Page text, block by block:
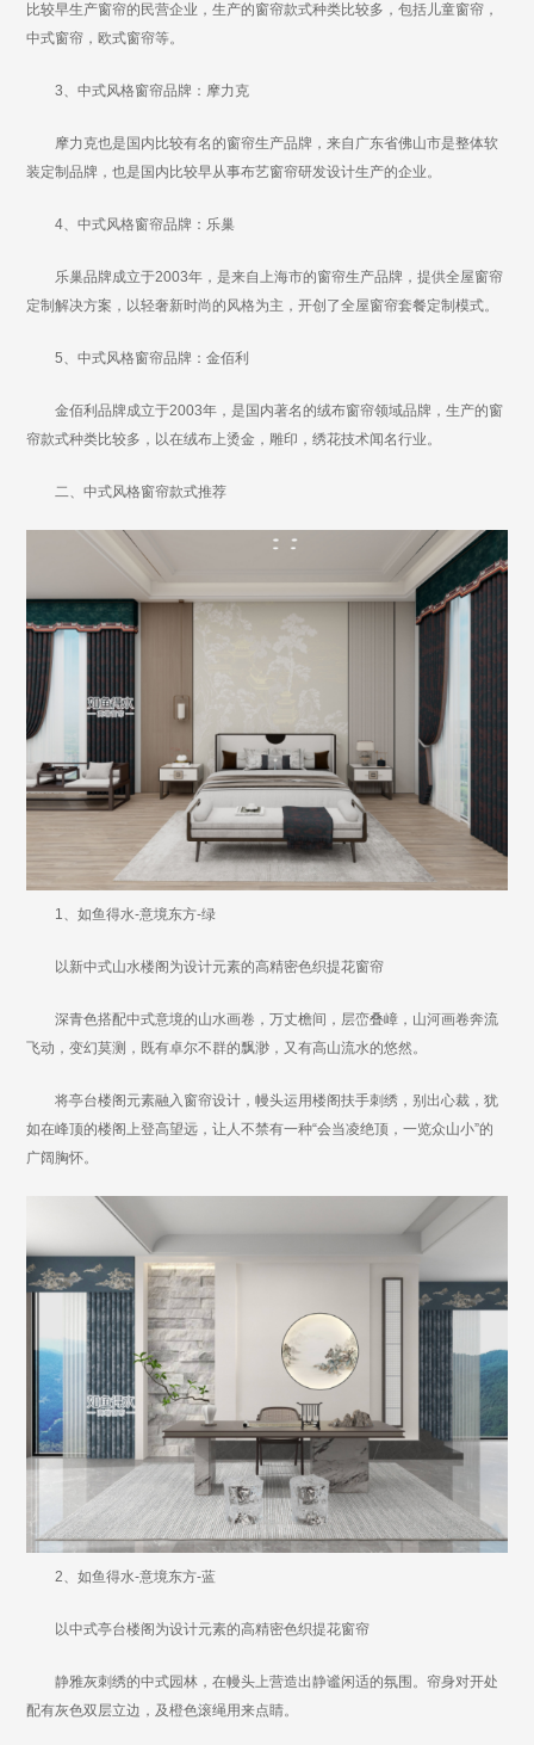
比较早生产窗帘的民营企业，生产的窗帘款式种类比较多，包括儿童窗帘，
中式窗帘，欧式窗帘等。
3、中式风格窗帘品牌：摩力克
摩力克也是国内比较有名的窗帘生产品牌，来自广东省佛山市是整体软
装定制品牌，也是国内比较早从事布艺窗帘研发设计生产的企业。
4、中式风格窗帘品牌：乐巢
乐巢品牌成立于2003年，是来自上海市的窗帘生产品牌，提供全屋窗帘
定制解决方案，以轻奢新时尚的风格为主，开创了全屋窗帘套餐定制模式。
5、中式风格窗帘品牌：金佰利
金佰利品牌成立于2003年，是国内著名的绒布窗帘领域品牌，生产的窗
帘款式种类比较多，以在绒布上烫金，雕印，绣花技术闻名行业。
二、中式风格窗帘款式推荐
1、如鱼得水-意境东方-绿
以新中式山水楼阁为设计元素的高精密色织提花窗帘
深青色搭配中式意境的山水画卷，万丈檐间，层峦叠嶂，山河画卷奔流
飞动，变幻莫测，既有卓尔不群的飘渺，又有高山流水的悠然。
将亭台楼阁元素融入窗帘设计，幔头运用楼阁扶手刺绣，别出心裁，犹
如在峰顶的楼阁上登高望远，让人不禁有一种“会当凌绝顶，一览众山小”的
广阔胸怀。
2、如鱼得水-意境东方-蓝
以中式亭台楼阁为设计元素的高精密色织提花窗帘
静雅灰刺绣的中式园林，在幔头上营造出静谧闲适的氛围。帘身对开处
配有灰色双层立边，及橙色滚绳用来点睛。